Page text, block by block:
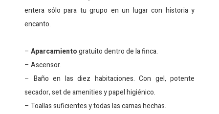
entera sólo para tu grupo en un lugar con historia y
encanto.
– Aparcamientogratuito dentro de la finca.
– Ascensor.
– Baño en las diez habitaciones. Con gel, potente
secador, set de amenities y papel higiénico.
– Toallas suficientes y todas las camas hechas.